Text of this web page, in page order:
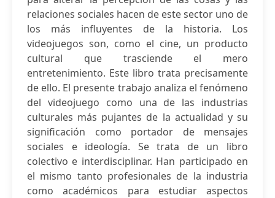
relaciones sociales hacen de este sector uno de
los más influyentes de la historia. Los
videojuegos son, como el cine, un producto
cultural que trasciende el mero
entretenimiento. Este libro trata precisamente
de ello. El presente trabajo analiza el fenómeno
del videojuego como una de las industrias
culturales más pujantes de la actualidad y su
significación como portador de mensajes
sociales e ideología. Se trata de un libro
colectivo e interdisciplinar. Han participado en
el mismo tanto profesionales de la industria
como académicos para estudiar aspectos